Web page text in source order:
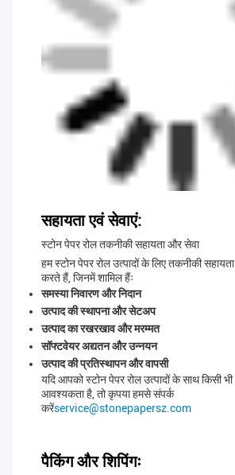
सहायता एवं सेवाएं:
स्टोन पेपर रोल तकनीकी सहायता और सेवा
हम स्टोन पेपर रोल उत्पादों के लिए तकनीकी
करते हैं, जिनमें शामिल हैंः
समस्या निवारण और निदान
उत्पाद की स्थापना और सेटअप
उत्पाद का रखरखाव और मरम्मत
सॉफ्टवेयर अद्यतन और उन्नयन
उत्पाद की प्रतिस्थापन और वापसी
यदि आपको स्टोन पेपर रोल उत्पादों के साथ किसी भी
आवश्यकता है, तो कृपया हमसे संपर्क
करेंservice@stonepapersz.com
पैकिंग और शिपिंगः